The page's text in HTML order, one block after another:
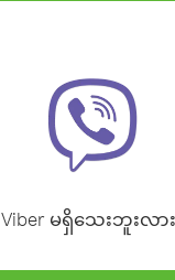
Viber မရှိသေးဘူးလား